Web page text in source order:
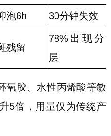
泡6h 30分钟失效
残留
78%出现分
层
氧胶、水性丙烯酸等敏
5倍，用量仅为传统产